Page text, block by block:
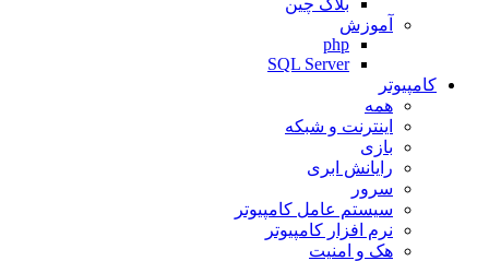
بلاک چین
آموزش
php
SQL Server
کامپیوتر
همه
اینترنت و شبکه
بازی
رایانش ابری
سرور
سیستم عامل کامپیوتر
نرم افزار کامپیوتر
هک و امنیت